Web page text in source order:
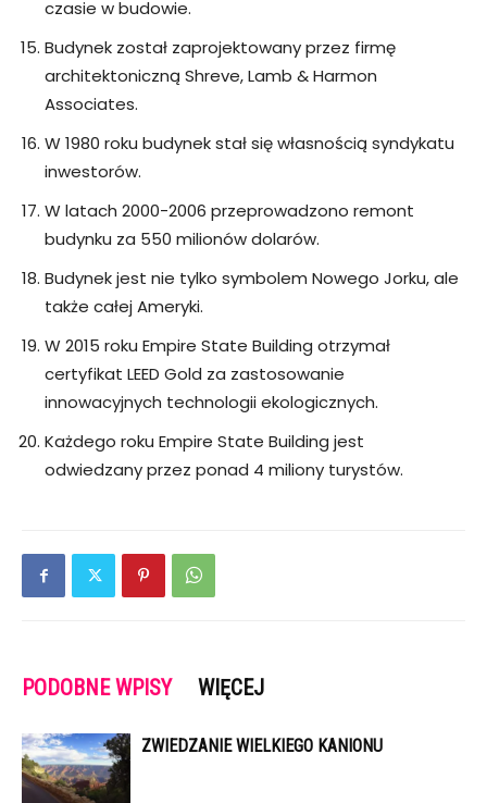
czasie w budowie.
Budynek został zaprojektowany przez firmę
architektoniczną Shreve, Lamb & Harmon
Associates.
W 1980 roku budynek stał się własnością syndykatu
inwestorów.
W latach 2000-2006 przeprowadzono remont
budynku za 550 milionów dolarów.
Budynek jest nie tylko symbolem Nowego Jorku, ale
także całej Ameryki.
W 2015 roku Empire State Building otrzymał
certyfikat LEED Gold za zastosowanie
innowacyjnych technologii ekologicznych.
Każdego roku Empire State Building jest
odwiedzany przez ponad 4 miliony turystów.
PODOBNE WPISY WIĘCEJ
ZWIEDZANIE WIELKIEGO KANIONU